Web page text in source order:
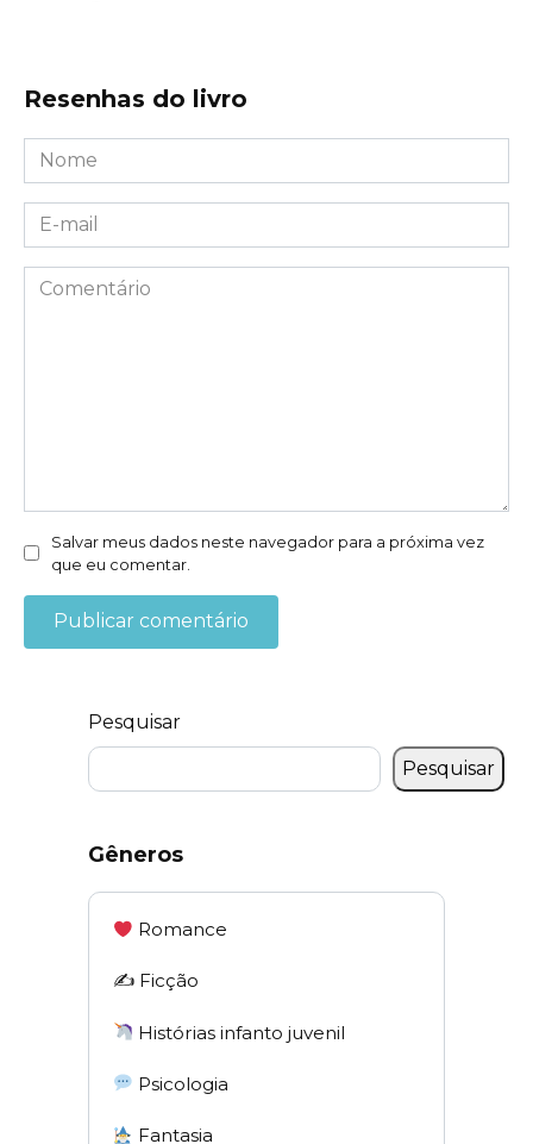
Resenhas do livro
Nome
*
E-
mail
*Comentário
Salvar meus dados neste navegador para a próxima vez
que eu comentar.
Pesquisar
Pesquisar
Gêneros
Romance
✍️ Ficção
Histórias infanto juvenil
Psicologia
Fantasia